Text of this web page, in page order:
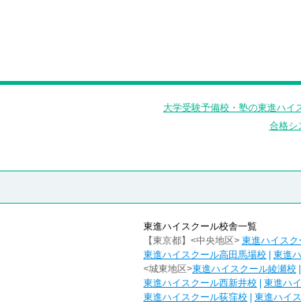
大学受験予備校・塾の東進ハイ
合格シ
東進ハイスクール校舎一覧
【東京都】<中央地区> 東進ハイス
東進ハイスクール高田馬場校
東進
<城東地区>東進ハイスクール綾瀬校
東進ハイスクール西新井校
東進ハ
東進ハイスクール荻窪校
東進ハイ